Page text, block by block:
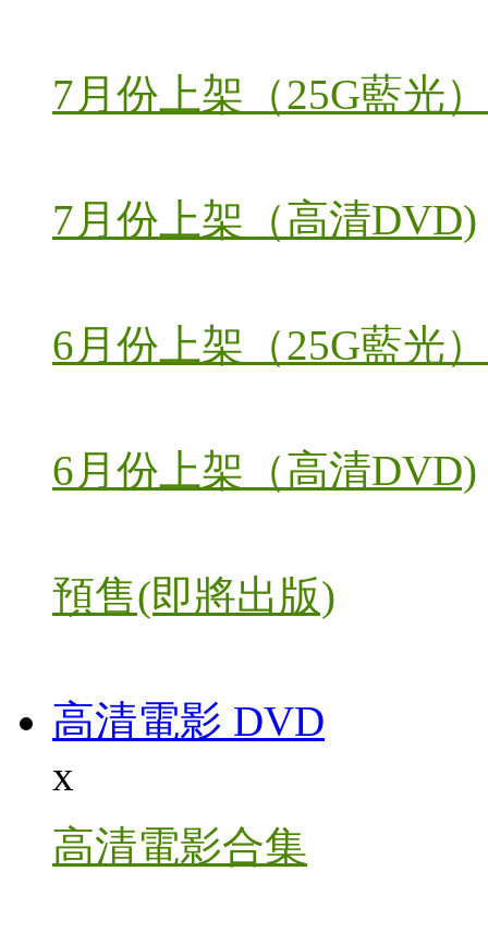
7月份上架（25G藍光）
7月份上架（高清DVD)
6月份上架（25G藍光）
6月份上架（高清DVD)
預售(即將出版)
高清電影 DVD
x
高清電影合集